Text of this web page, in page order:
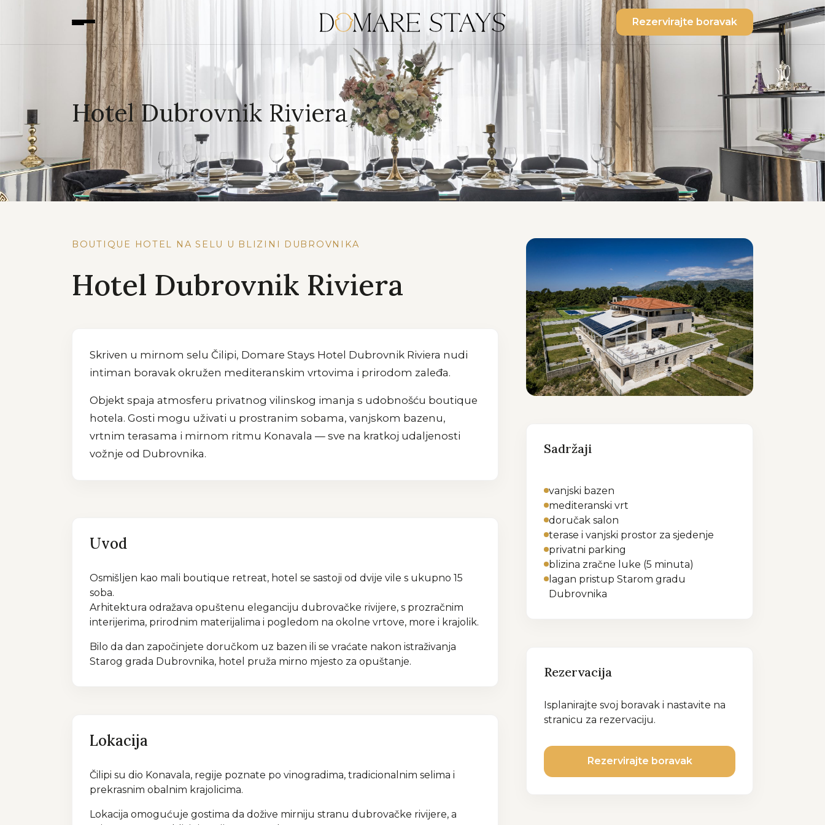
Rezervirajte boravak
Hotel Dubrovnik Riviera
BOUTIQUE HOTEL NA SELU U BLIZINI DUBROVNIKA
Hotel Dubrovnik Riviera
Skriven u mirnom selu Čilipi, Domare Stays Hotel Dubrovnik Riviera nudi
intiman boravak okružen mediteranskim vrtovima i prirodom zaleđa.
Objekt spaja atmosferu privatnog vilinskog imanja s udobnošću boutique
hotela. Gosti mogu uživati u prostranim sobama, vanjskom bazenu,
vrtnim terasama i mirnom ritmu Konavala — sve na kratkoj udaljenosti
vožnje od Dubrovnika.
Uvod
Osmišljen kao mali boutique retreat, hotel se sastoji od dvije vile s ukupno 15
soba.
Arhitektura odražava opuštenu eleganciju dubrovačke rivijere, s prozračnim
interijerima, prirodnim materijalima i pogledom na okolne vrtove, more i krajolik.
Bilo da dan započinjete doručkom uz bazen ili se vraćate nakon istraživanja
Starog grada Dubrovnika, hotel pruža mirno mjesto za opuštanje.
Lokacija
Čilipi su dio Konavala, regije poznate po vinogradima, tradicionalnim selima i
prekrasnim obalnim krajolicima.
Lokacija omogućuje gostima da dožive mirniju stranu dubrovačke rivijere, a
Sadržaji
vanjski bazen
mediteranski vrt
doručak salon
terase i vanjski prostor za sjedenje
privatni parking
blizina zračne luke (5 minuta)
lagan pristup Starom gradu
Dubrovnika
Rezervacija
Isplanirajte svoj boravak i nastavite na
stranicu za rezervaciju.
Rezervirajte boravak